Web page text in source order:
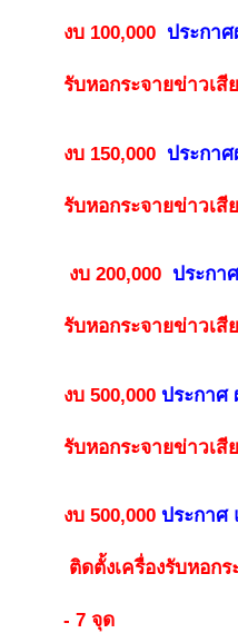
งบ 100,000ประกา
รับหอกระจายข่าวเสี
งบ 150,000ประกา
รับหอกระจายข่าวเสี
งบ 200,000ประกา
รับหอกระจายข่าวเสี
งบ 500,000ประกาศ
รับหอกระจายข่าวเสี
งบ 500,000ประกาศ
ติดตั้งเครื่องรับหอก
- 7 จุด